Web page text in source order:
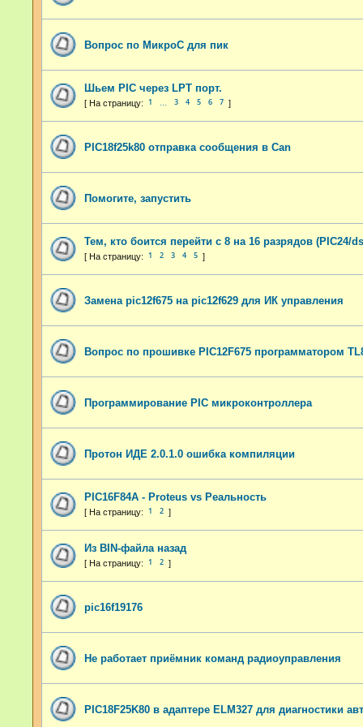
Вопрос по МикроС для пик
Шьем PIC через LPT порт.
1 3 4 5 6 7
PIC18f25k80 отправка сообщения в Can
Помогите, запустить
Тем, кто боится перейти с 8 на 16 разрядов (PIC24/
1 2 3 4 5
Замена pic12f675 на pic12f629 для ИК управления
Вопрос по прошивке PIC12F675 программатором
Программирование PIC микроконтроллера
Протон ИДЕ 2.0.1.0 ошибка компиляции
PIC16F84A - Proteus vs Реальность
1 2
Из BIN-файла назад
1 2
pic16f19176
Не работает приёмник команд радиоуправления
PIC18F25K80 в адаптере ELM327 для диагностики